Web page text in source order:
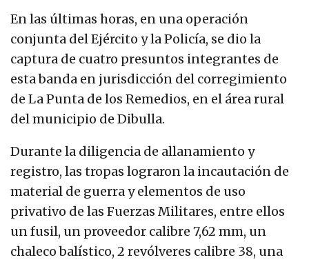
En las últimas horas, en una operación
conjunta del Ejército y la Policía, se dio la
captura de cuatro presuntos integrantes de
esta banda en jurisdicción del corregimiento
de La Punta de los Remedios, en el área rural
del municipio de Dibulla.
Durante la diligencia de allanamiento y
registro, las tropas lograron la incautación de
material de guerra y elementos de uso
privativo de las Fuerzas Militares, entre ellos
un fusil, un proveedor calibre 7,62 mm, un
chaleco balístico, 2 revólveres calibre 38, una